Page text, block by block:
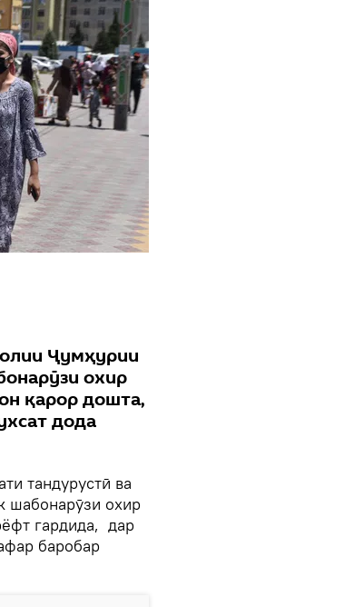
Ҷумҳурии
охир
қарор дошта,
дода
тандурустӣ ва
шабонарӯзи охир
гардида, дар
баробар